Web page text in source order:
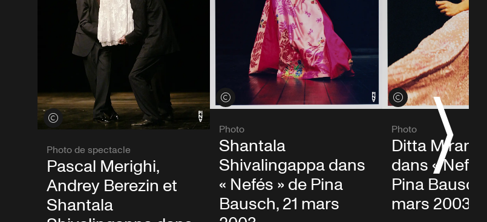
Voir les crédits
Photo de spectacle
Pascal Merighi,
Andrey Berezin et
Shantala
Voir les crédits
Photo
Shantala
Shivalingappa dans
« Nefés » de Pina
Bausch, 21 mars
Voir les crédits
Photo
Ditta
dans «
Pina
mars 2003